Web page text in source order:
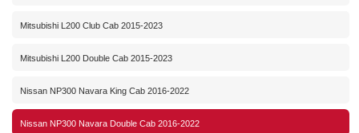
Mitsubishi L200 Club Cab 2015-2023
Mitsubishi L200 Double Cab 2015-2023
Nissan NP300 Navara King Cab 2016-2022
Nissan NP300 Navara Double Cab 2016-2022